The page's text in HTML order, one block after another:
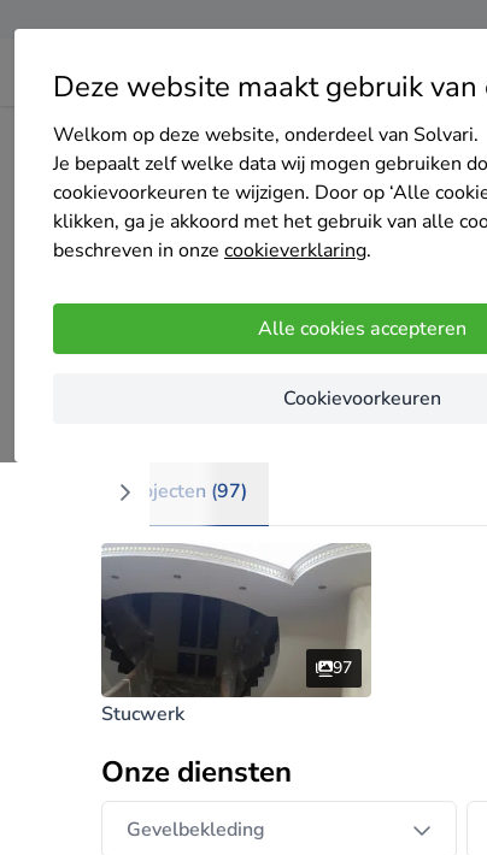
Deze website maakt gebruik van
Welkom op deze website, onderdeel van Solvari.
Je bepaalt zelf welke data wij mogen gebruiken
cookievoorkeuren te wijzigen. Door op ‘Alle
klikken, ga je akkoord met het gebruik van alle
beschreven in onze cookieverklaring.
Alle cookies accepteren
Cookievoorkeuren
Home Bedrijven overzicht HAN-ARS
HAN-ARS Stukadoorsbedrijf
4.8/5
(5 reviews)
Projecten (97)
97
Stucwerk
Onze diensten
Gevelbekleding